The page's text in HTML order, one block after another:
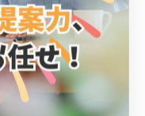
の不動産事情
賢い選択
域の特性を正しく